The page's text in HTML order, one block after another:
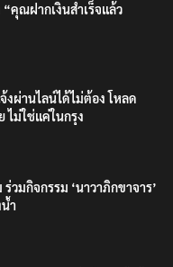
“คุณฝากเงินสำเร็จแล้ว
งผ่านไลน์ได้ไม่ต้อง โหลด
ไม่ใช่แค่ในกรุง
วมกิจกรรม ‘นาวาภิกขาจาร’
ำ